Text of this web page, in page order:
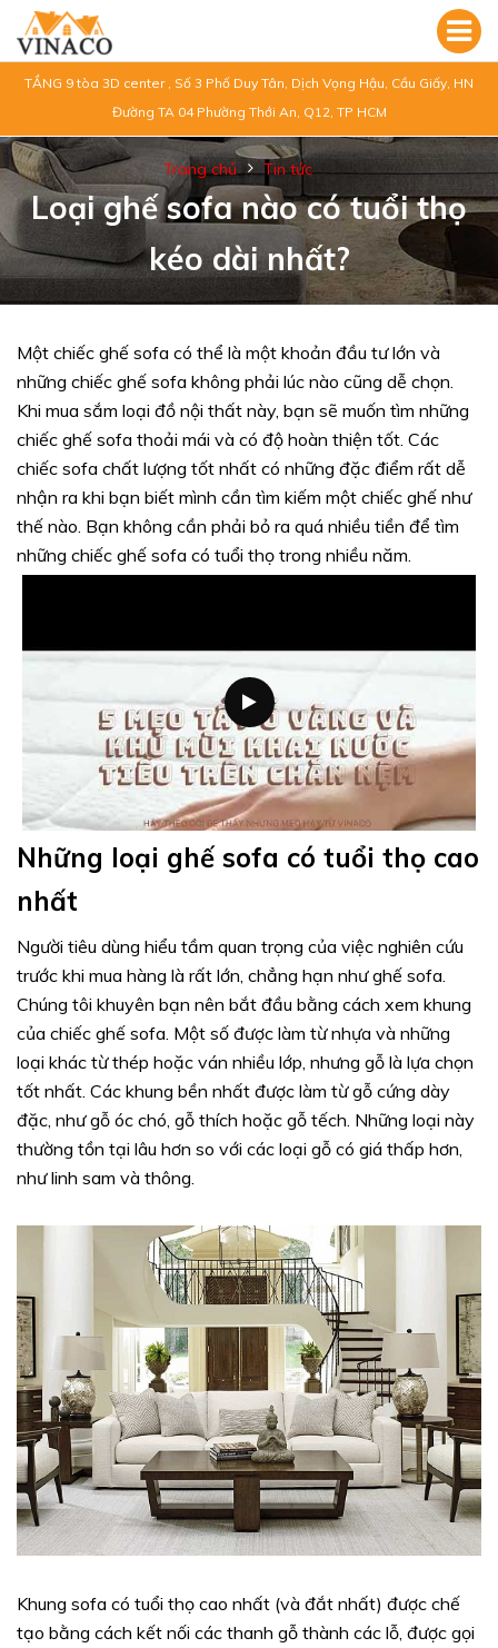
TẦNG 9 tòa 3D center , Số 3 Phố Duy Tân, Dịch Vọng Hậu, Cầu Giấy, HN
Đường TA 04 Phường Thới An, Q12, TP HCM
Trang chủ Tin tức
Loại ghế sofa nào có tuổi thọ
kéo dài nhất?
Một chiếc ghế sofa có thể là một khoản đầu tư lớn và
những chiếc ghế sofa không phải lúc nào cũng dễ chọn.
Khi mua sắm loại đồ nội thất này, bạn sẽ muốn tìm những
chiếc ghế sofa thoải mái và có độ hoàn thiện tốt. Các
chiếc sofa chất lượng tốt nhất có những đặc điểm rất dễ
nhận ra khi bạn biết mình cần tìm kiếm một chiếc ghế như
thế nào. Bạn không cần phải bỏ ra quá nhiều tiền để tìm
những chiếc ghế sofa có tuổi thọ trong nhiều năm.
Những loại ghế sofa có tuổi thọ cao
nhất
Người tiêu dùng hiểu tầm quan trọng của việc nghiên cứu
trước khi mua hàng là rất lớn, chẳng hạn như ghế sofa.
Chúng tôi khuyên bạn nên bắt đầu bằng cách xem khung
của chiếc ghế sofa. Một số được làm từ nhựa và những
loại khác từ thép hoặc ván nhiều lớp, nhưng gỗ là lựa chọn
tốt nhất. Các khung bền nhất được làm từ gỗ cứng dày
đặc, như gỗ óc chó, gỗ thích hoặc gỗ tếch. Những loại này
thường tồn tại lâu hơn so với các loại gỗ có giá thấp hơn,
như linh sam và thông.
Khung sofa có tuổi thọ cao nhất (và đắt nhất) được chế
tạo bằng cách kết nối các thanh gỗ thành các lỗ, được gọi